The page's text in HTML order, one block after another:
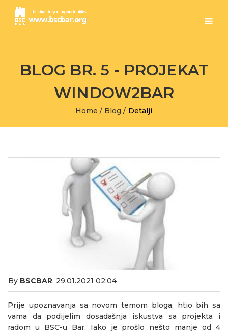
BLOG BR. 5 - PROJEKAT
WINDOW2BAR
Home / Blog / Detalji
By BSCBAR, 29.01.2021 02:04
Prije upoznavanja sa novom temom bloga, htio bih sa
vama da podijelim dosadašnja iskustva sa projekta i
radom u BSC-u Bar. Iako je prošlo nešto manje od 4